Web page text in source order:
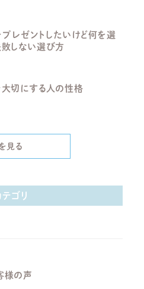
プレゼントしたいけど何を選
敗しない選び方
大切にする人の性格
見る
テゴリ
様の声